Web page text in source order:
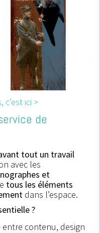
ici >
de
tout un travail
avec les
et
tous les éléments
dans l’espace.
?
contenu, design